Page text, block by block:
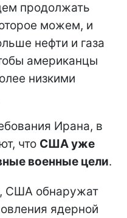
продолжать
можем, и
нефти и газа
американцы
низкими
Ирана, в
что США уже
военные цели.
США обнаружат
ядерной